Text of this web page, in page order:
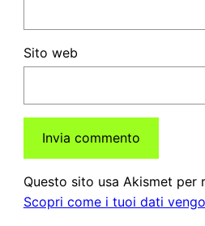
Sito web
Questo sito usa Akismet per
Scopri come i tuoi dati